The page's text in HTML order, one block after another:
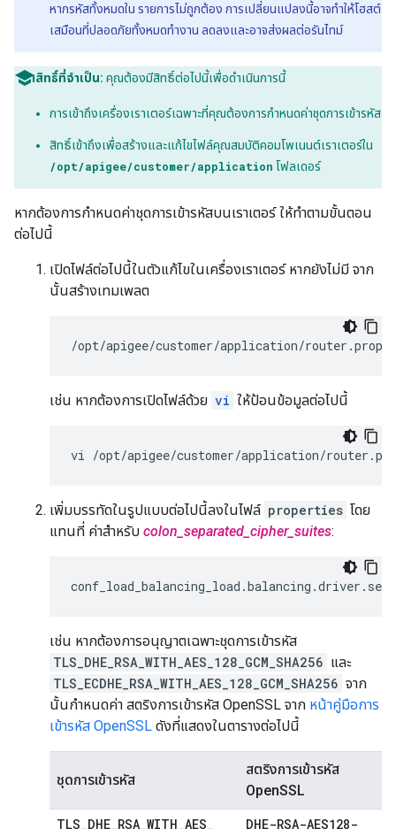
หากรหัสทั้งหมดใน รายการไม่ถูกต้อง การเปลี่ยนแปลงนี้อาจทำให้โฮสต์
เสมือนที่ปลอดภัยทั้งหมดทำงาน ลดลงและอาจส่งผลต่อรันไทม์
สิทธิ์ที่จำเป็น: คุณต้องมีสิทธิ์ต่อไปนี้เพื่อดำเนินการนี้
การเข้าถึงเครื่องเราเตอร์เฉพาะที่คุณต้องการกำหนดค่าชุดการเข้ารหัส
สิทธิ์เข้าถึงเพื่อสร้างและแก้ไขไฟล์คุณสมบัติคอมโพเนนต์เราเตอร์ใน
/opt/apigee/customer/application โฟลเดอร์
หากต้องการกำหนดค่าชุดการเข้ารหัสบนเราเตอร์ ให้ทำตามขั้นตอน
ต่อไปนี้
เปิดไฟล์ต่อไปนี้ในตัวแก้ไขในเครื่องเราเตอร์ หากยังไม่มี จาก
นั้นสร้างเทมเพลต
/opt/apigee/customer/application/
เช่น หากต้องการเปิดไฟล์ด้วย vi ให้ป้อนข้อมูลต่อไปนี้
vi /opt/apigee/customer/application/
เพิ่มบรรทัดในรูปแบบต่อไปนี้ลงในไฟล์ properties โดย
แทนที่ ค่าสำหรับ colon_separated_cipher_suites:
conf_load_balancing_load .balancing .driver .
เช่น หากต้องการอนุญาตเฉพาะชุดการเข้ารหัส
TLS_DHE_RSA_WITH_AES_128_GCM_SHA256 และ
TLS_ECDHE_RSA_WITH_AES_128_GCM_SHA256 จาก
นั้นกำหนดค่า สตริงการเข้ารหัส OpenSSL จาก หน้าคู่มือการ
เข้ารหัส OpenSSL ดังที่แสดงในตารางต่อไปนี้
ชุดการเข้ารหัส
สตริงการเข้ารหัส
OpenSSL
TLS DHE RSA WITH AES
DHE-RSA-AES128-